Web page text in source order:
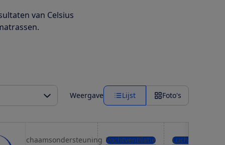
van Celsius
Weergave Lijst Foto's
Lichaamsondersteuning Vochtventilatie Luchtventilatie